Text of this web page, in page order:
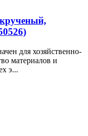
для хозяйственно-
материалов и
э...